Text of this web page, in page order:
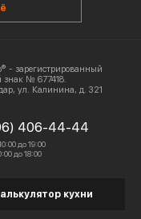
- зарегистрированный
знак № 677418.
ул. Калинина, д. 321
406-44-44
до 19:00
до 18:00
кухни